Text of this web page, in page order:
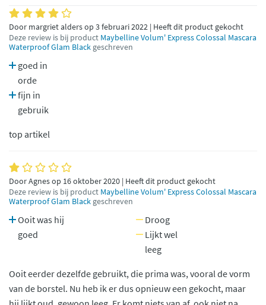
Door margriet alders op 3 februari 2022 | Heeft dit product gekocht
Deze review is bij product Maybelline Volum' Express Colossal Mascara
Waterproof Glam Black geschreven
goed in
orde
fijn in
gebruik
top artikel
Door Agnes op 16 oktober 2020 | Heeft dit product gekocht
Deze review is bij product Maybelline Volum' Express Colossal Mascara
Waterproof Glam Black geschreven
Ooit was hij
goed
Droog
Lijkt wel
leeg
Ooit eerder dezelfde gebruikt, die prima was, vooral de vorm
van de borstel. Nu heb ik er dus opnieuw een gekocht, maar